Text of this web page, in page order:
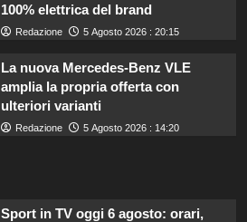
100% elettrica del brand
Redazione 5 Agosto 2026 : 20:15
La nuova Mercedes-Benz VLE
amplia la propria offerta con
ulteriori varianti
Redazione 5 Agosto 2026 : 14:20
Sport in TV oggi 6 agosto: orari,